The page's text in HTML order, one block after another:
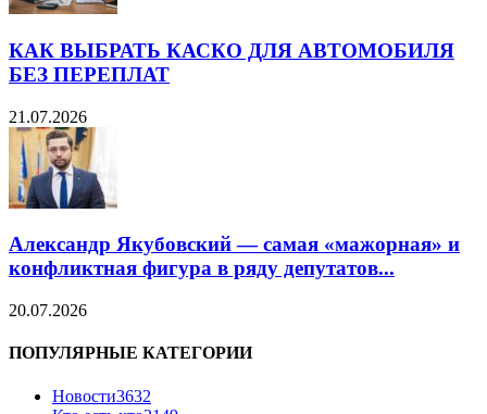
КАК ВЫБРАТЬ КАСКО ДЛЯ АВТОМОБИЛЯ
БЕЗ ПЕРЕПЛАТ
21.07.2026
Александр Якубовский — самая «мажорная» и
конфликтная фигура в ряду депутатов...
20.07.2026
ПОПУЛЯРНЫЕ КАТЕГОРИИ
Новости3632